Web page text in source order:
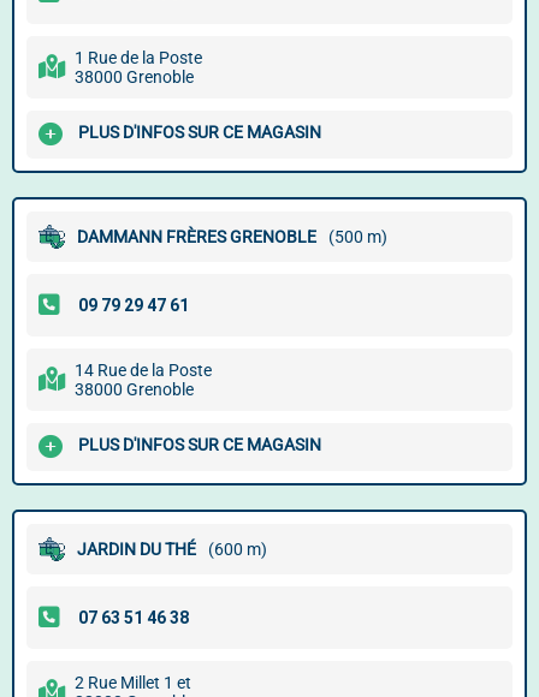
1 Rue de la Poste
38000 Grenoble
PLUS D'INFOS SUR CE MAGASIN
DAMMANN FRÈRES GRENOBLE (500 m)
14 Rue de la Poste
38000 Grenoble
PLUS D'INFOS SUR CE MAGASIN
JARDIN DU THÉ (600 m)
2 Rue Millet 1 et